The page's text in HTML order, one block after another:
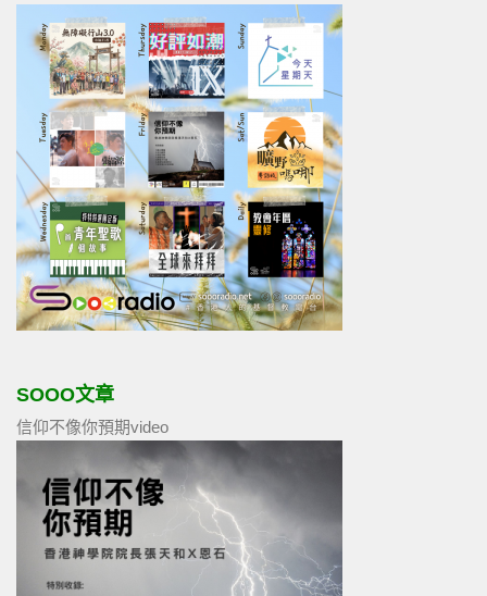
SOOO文章
信仰不像你預期video